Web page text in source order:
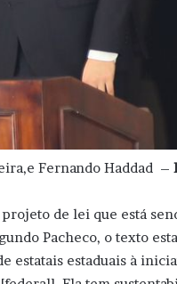
Fernando Haddad –
de lei que está
Pacheco, o texto
estatais estaduais à